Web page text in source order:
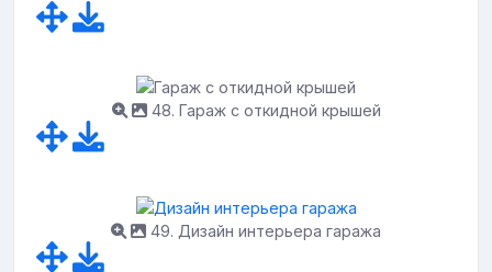
48. Гараж с откидной крышей
49. Дизайн интерьера гаража